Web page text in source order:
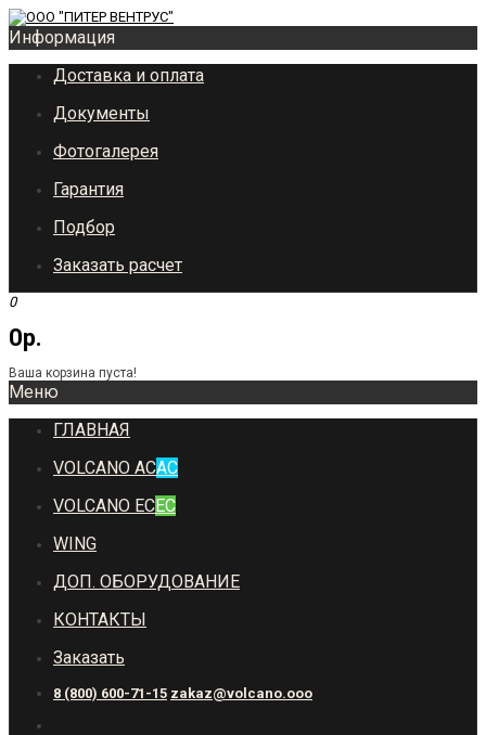
Информация
Доставка и оплата
Документы
Фотогалерея
Гарантия
Подбор
Заказать расчет
0
0р.
Ваша корзина пуста!
Меню
ГЛАВНАЯ
VOLCANO ACAC
VOLCANO ECEC
WING
ДОП. ОБОРУДОВАНИЕ
КОНТАКТЫ
Заказать
8 (800) 600-71-15 zakaz@volcano.ooo